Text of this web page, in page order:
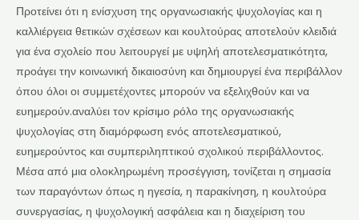
Προτείνει ότι η ενίσχυση της οργανωσιακής ψυχολογίας και η
καλλιέργεια θετικών σχέσεων και κουλτούρας αποτελούν κλειδιά
για ένα σχολείο που λειτουργεί με υψηλή αποτελεσματικότητα,
προάγει την κοινωνική δικαιοσύνη και δημιουργεί ένα περιβάλλον
όπου όλοι οι συμμετέχοντες μπορούν να εξελιχθούν και να
ευημερούν.αναλύει τον κρίσιμο ρόλο της οργανωσιακής
ψυχολογίας στη διαμόρφωση ενός αποτελεσματικού,
ευημερούντος και συμπεριληπτικού σχολικού περιβάλλοντος.
Μέσα από μια ολοκληρωμένη προσέγγιση, τονίζεται η σημασία
των παραγόντων όπως η ηγεσία, η παρακίνηση, η κουλτούρα
συνεργασίας, η ψυχολογική ασφάλεια και η διαχείριση του